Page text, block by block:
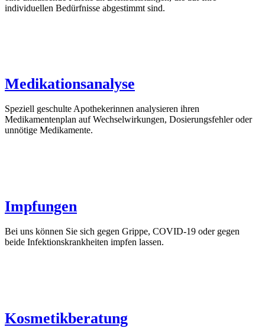
individuellen Bedürfnisse abgestimmt sind.
Medikationsanalyse
Speziell geschulte Apothekerinnen analysieren ihren
Medikamentenplan auf Wechselwirkungen, Dosierungsfehler oder
unnötige Medikamente.
Impfungen
Bei uns können Sie sich gegen Grippe, COVID-19 oder gegen
beide Infektionskrankheiten impfen lassen.
Kosmetikberatung